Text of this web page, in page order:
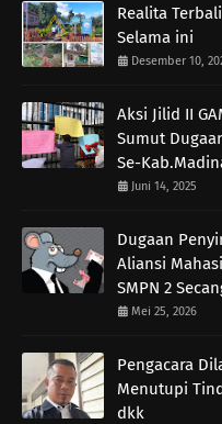
Realita
Selama ini
Desember 10,
Aksi Jilid II
Sumut
Se-
Juni 14, 2025
Dugaan
Aliansi
SMPN 2
Mei 25, 2026
Pengacara
Menutupi
dkk